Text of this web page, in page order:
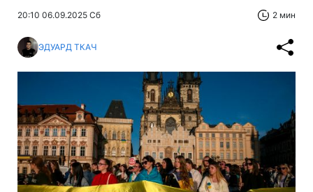
20:10 06.09.2025 Сб 2 мин
ЭДУАРД ТКАЧ